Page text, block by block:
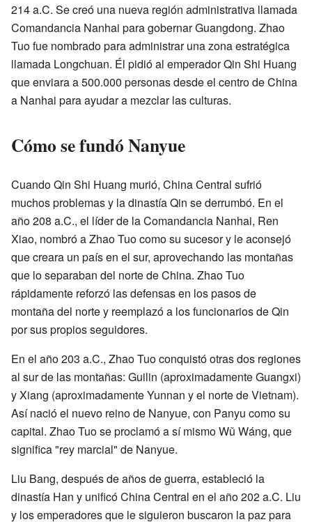
214 a.C. Se creó una nueva región administrativa llamada
Comandancia Nanhai para gobernar Guangdong. Zhao
Tuo fue nombrado para administrar una zona estratégica
llamada Longchuan. Él pidió al emperador Qin Shi Huang
que enviara a 500.000 personas desde el centro de China
a Nanhai para ayudar a mezclar las culturas.
Cómo se fundó Nanyue
Cuando Qin Shi Huang murió, China Central sufrió
muchos problemas y la dinastía Qin se derrumbó. En el
año 208 a.C., el líder de la Comandancia Nanhai, Ren
Xiao, nombró a Zhao Tuo como su sucesor y le aconsejó
que creara un país en el sur, aprovechando las montañas
que lo separaban del norte de China. Zhao Tuo
rápidamente reforzó las defensas en los pasos de
montaña del norte y reemplazó a los funcionarios de Qin
por sus propios seguidores.
En el año 203 a.C., Zhao Tuo conquistó otras dos regiones
al sur de las montañas: Guilin (aproximadamente Guangxi)
y Xiang (aproximadamente Yunnan y el norte de Vietnam).
Así nació el nuevo reino de Nanyue, con Panyu como su
capital. Zhao Tuo se proclamó a sí mismo Wǔ Wáng, que
significa "rey marcial" de Nanyue.
Liu Bang, después de años de guerra, estableció la
dinastía Han y unificó China Central en el año 202 a.C. Liu
y los emperadores que le siguieron buscaron la paz para